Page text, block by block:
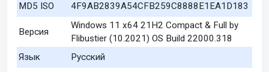
MD5 ISO 4F9AB2839A54CFB259C8888E1EA1D183
Версия
Windows 11 x64 21H2 Compact & Full by
Flibustier (10.2021) OS Build 22000.318
Язык
Русский